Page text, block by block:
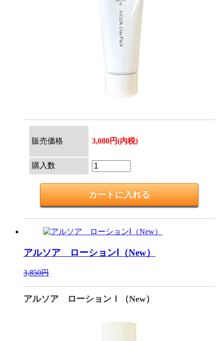
販売価格 3,080円(内税)
購入数
アルソア ローションⅠ（New）
3,850円
アルソア ローションＩ（New）